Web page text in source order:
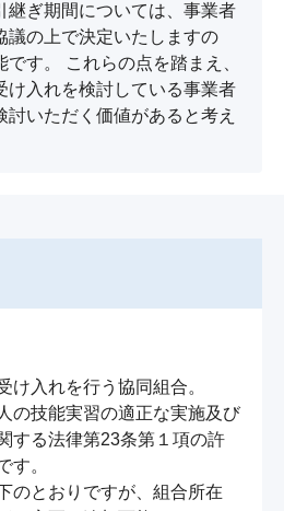
継ぎ期間については、事業者
議の上で決定いたしますの
す。 これらの点を踏まえ、
け入れを検討している事業者
いただく価値があると考え
け入れを行う協同組合。
の技能実習の適正な実施及び
する法律第23条第１項の許
す。
のとおりですが、組合所在